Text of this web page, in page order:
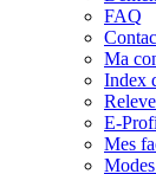
FAQ
Ma
Index
E-
Mes